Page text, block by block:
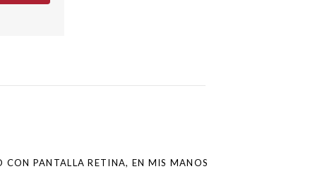
CON PANTALLA RETINA, EN MIS MANOS